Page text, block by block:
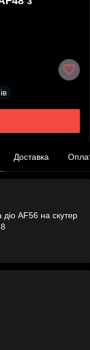
Доставка
AF56 на скутер